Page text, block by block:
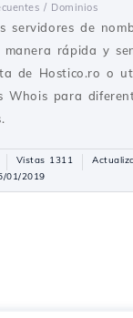
/ Dominios
servidores de
manera rápida y
de Hostico.ro o
Whois para
Vistas 1311
01/2019